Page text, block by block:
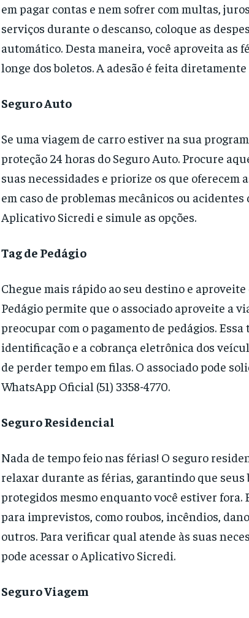
em pagar contas e nem sofrer com multas,
serviços durante o descanso, coloque as
automático. Desta maneira, você aproveita as
longe dos boletos. A adesão é feita
Seguro Auto
Se uma viagem de carro estiver na sua
proteção 24 horas do Seguro Auto. Procure
suas necessidades e priorize os que oferecem
em caso de problemas mecânicos ou acidentes
Aplicativo Sicredi e simule as opções.
Tag de Pedágio
Chegue mais rápido ao seu destino e aproveite
Pedágio permite que o associado aproveite a
preocupar com o pagamento de pedágios.
identificação e a cobrança eletrônica dos
de perder tempo em filas. O associado pode
WhatsApp Oficial (51) 3358-4770.
Seguro Residencial
Nada de tempo feio nas férias! O seguro
relaxar durante as férias, garantindo que seus
protegidos mesmo enquanto você estiver fora.
para imprevistos, como roubos, incêndios,
outros. Para verificar qual atende às suas
pode acessar o Aplicativo Sicredi.
Seguro Viagem